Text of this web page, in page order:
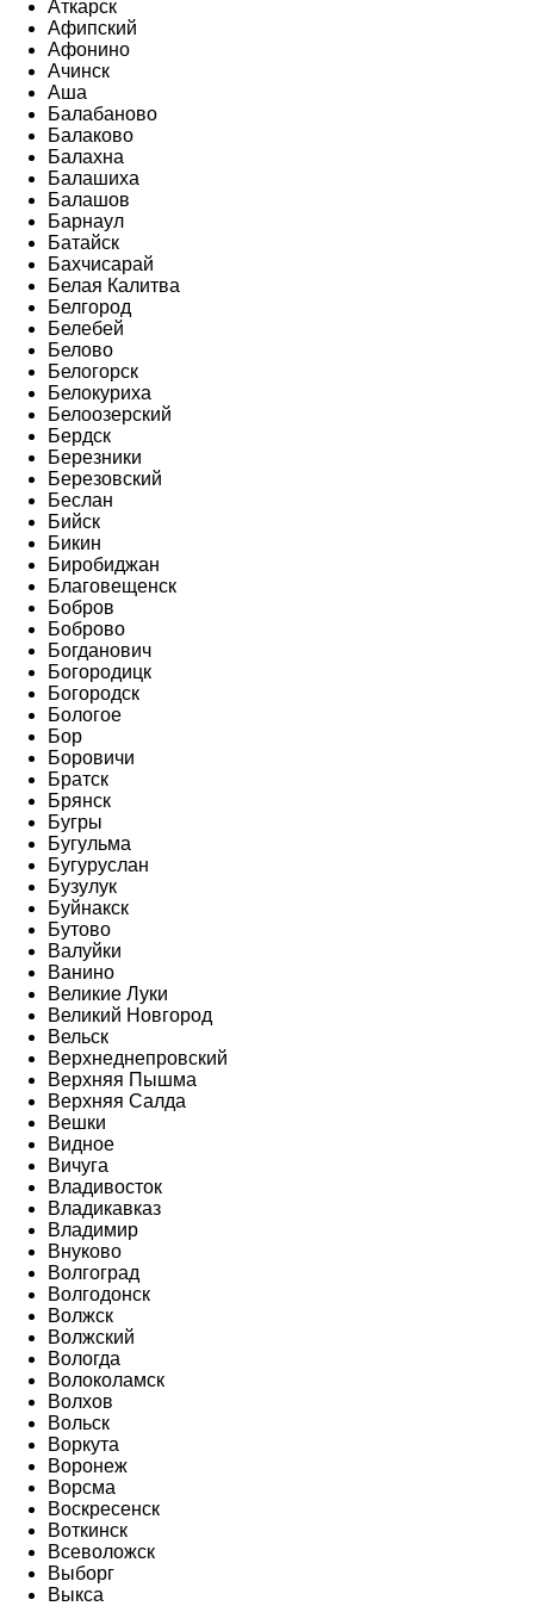
Аткарск
Афипский
Афонино
Ачинск
Аша
Балабаново
Балаково
Балахна
Балашиха
Балашов
Барнаул
Батайск
Бахчисарай
Белая Калитва
Белгород
Белебей
Белово
Белогорск
Белокуриха
Белоозерский
Бердск
Березники
Березовский
Беслан
Бийск
Бикин
Биробиджан
Благовещенск
Бобров
Боброво
Богданович
Богородицк
Богородск
Бологое
Бор
Боровичи
Братск
Брянск
Бугры
Бугульма
Бугуруслан
Бузулук
Буйнакск
Бутово
Валуйки
Ванино
Великие Луки
Великий Новгород
Вельск
Верхнеднепровский
Верхняя Пышма
Верхняя Салда
Вешки
Видное
Вичуга
Владивосток
Владикавказ
Владимир
Внуково
Волгоград
Волгодонск
Волжск
Волжский
Вологда
Волоколамск
Волхов
Вольск
Воркута
Воронеж
Ворсма
Воскресенск
Воткинск
Всеволожск
Выборг
Выкса